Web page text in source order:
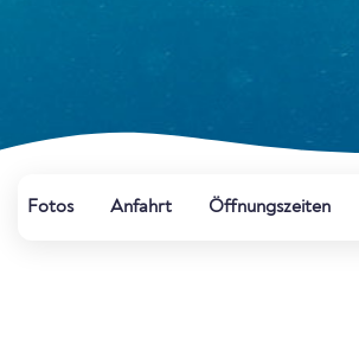
Fotos Anfahrt Öffnungszeiten